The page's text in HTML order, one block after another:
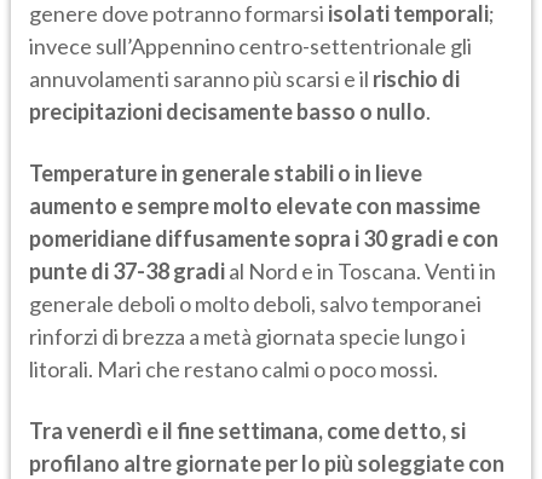
genere dove potranno formarsi isolati temporali;
invece sull’Appennino centro-settentrionale gli
annuvolamenti saranno più scarsi e il rischio di
precipitazioni decisamente basso o nullo.
Temperature in generale stabili o in lieve
aumento e sempre molto elevate con massime
pomeridiane diffusamente sopra i 30 gradi e con
punte di 37-38 gradial Nord e in Toscana. Venti in
generale deboli o molto deboli, salvo temporanei
rinforzi di brezza a metà giornata specie lungo i
litorali. Mari che restano calmi o poco mossi.
Tra venerdì e il fine settimana, come detto, si
profilano altre giornate per lo più soleggiate con